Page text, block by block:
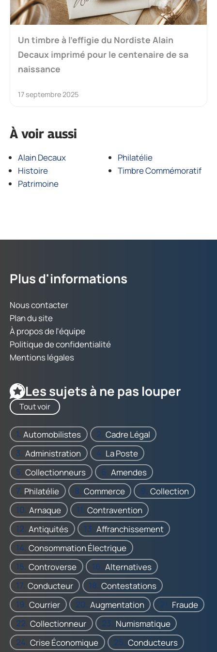
Un timbre à l’effigie du Nordiste Alain
Decaux imprimé pour le centenaire de sa
naissance
17 septembre 2025
À voir aussi
Alain Decaux
Histoire
Patrimoine
Philatélie
Timbre Commémoratif
Plus d'informations
Nous contacter
Plan du site
À propos de l'équipe
Politique de confidentialité
Mentions légales
Les sujets à ne pas louper
Tout voir
Automobilistes
Cadre Légal
Administration
La Poste
Collectionneurs
Amendes
Philatélie
Commerce
Collection
Arnaque
Contravention
Antiquités
Affranchissement
Consommation Électrique
Controverse
Alternatives
Conducteur
Contestations
Courrier
Augmentation
Fraude
Collectionneur
Numismatique
Crise Économique
Conducteurs